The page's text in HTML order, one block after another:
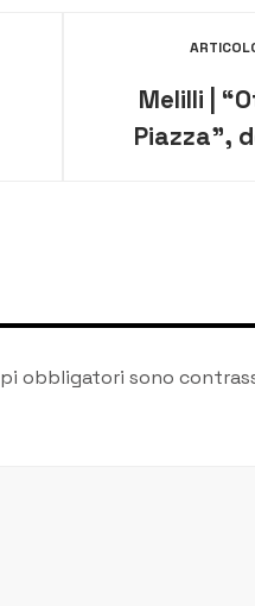
Melilli |
Piazza”,
obbligatori sono